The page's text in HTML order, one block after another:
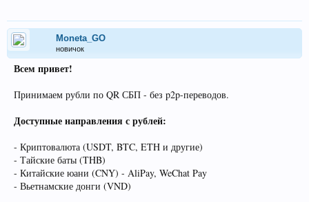
Moneta_GO
новичок
Всем привет!
Принимаем рубли по QR СБП - без p2p-переводов.
Доступные направления с рублей:
- Криптовалюта (USDT, BTC, ETH и другие)
- Тайские баты (THB)
- Китайские юани (CNY) - AliPay, WeChat Pay
- Вьетнамские донги (VND)